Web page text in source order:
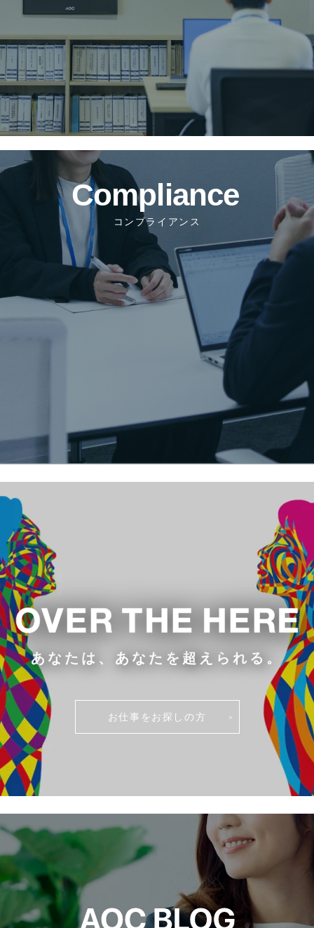
コンプライアンス
あなたは、あなたを超えられる。
お仕事をお探しの方